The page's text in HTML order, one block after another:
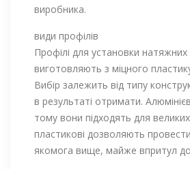
виробника.
види профілів
Профілі для установки натяжних
виготовляють з міцного
Вибір залежить від типу
в результаті отримати.
тому вони підходять для
пластикові дозволяють
якомога вище, майже впритул до